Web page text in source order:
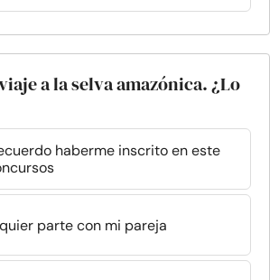
a la selva amazónica. ¿Lo
haberme inscrito en este
parte con mi pareja